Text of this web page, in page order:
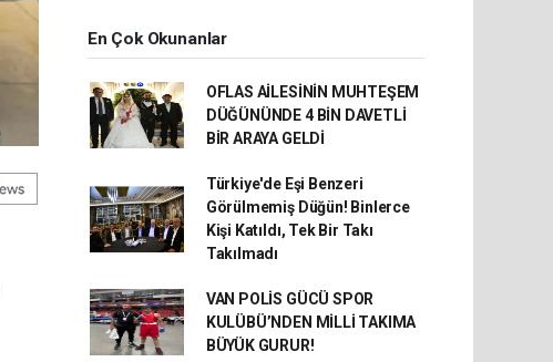
En Çok Okunanlar
OFLAS AİLESİNİN MUHTEŞEM
DÜĞÜNÜNDE 4 BİN DAVETLİ
BİR ARAYA GELDİ
Türkiye'de Eşi Benzeri
Görülmemiş Düğün! Binlerce
Kişi Katıldı, Tek Bir Takı
Takılmadı
VAN POLİS GÜCÜ SPOR
KULÜBÜ’NDEN MİLLİ TAKIMA
BÜYÜK GURUR!